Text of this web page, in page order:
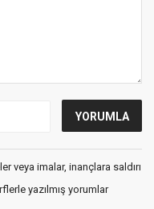
veya imalar, inançlara saldırı
yazılmış yorumlar